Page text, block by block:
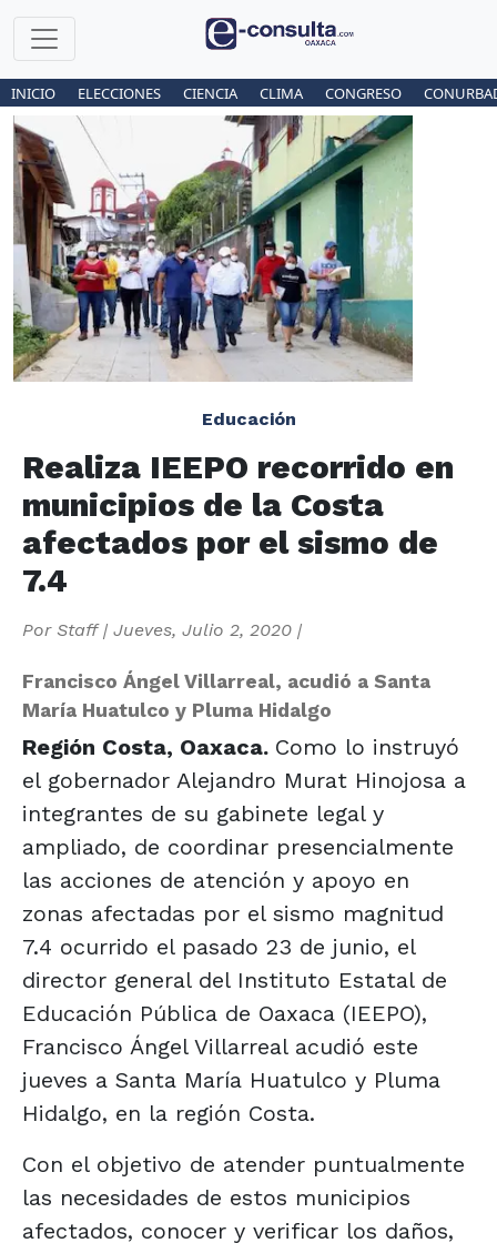
INICIO ELECCIONES CIENCIA CLIMA CONGRESO
Educación
Realiza IEEPO recorrido en
municipios de la Costa
afectados por el sismo de
7.4
Por Staff| Jueves, Julio 2, 2020 |
Francisco Ángel Villarreal, acudió a Santa
María Huatulco y Pluma Hidalgo
Región Costa, Oaxaca. Como lo instruyó
el gobernador Alejandro Murat Hinojosa a
integrantes de su gabinete legal y
ampliado, de coordinar presencialmente
las acciones de atención y apoyo en
zonas afectadas por el sismo magnitud
7.4 ocurrido el pasado 23 de junio, el
director general del Instituto Estatal de
Educación Pública de Oaxaca (IEEPO),
Francisco Ángel Villarreal acudió este
jueves a Santa María Huatulco y Pluma
Hidalgo, en la región Costa.
Con el objetivo de atender puntualmente
las necesidades de estos municipios
afectados, conocer y verificar los daños,